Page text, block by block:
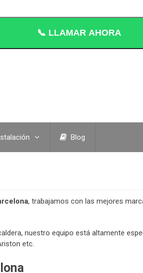
📞 LLAMAR AHORA
Blog
, trabajamos con las mejores
nuestro equipo está altamente
etc.